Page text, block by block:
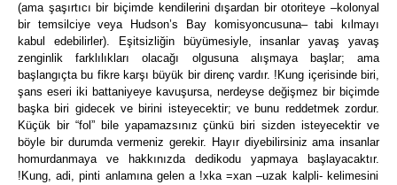
(ama şaşırtıcı bir biçimde kendilerini dışardan bir otoriteye –kolonyal
bir temsilciye veya Hudson’s Bay komisyoncusuna– tabi kılmayı
kabul edebilirler).
Eşitsizliğin büyümesiyle, insanlar yavaş yavaş
zenginlik farklılıkları olacağı olgusuna alışmaya başlar; ama
başlangıçta bu fikre karşı büyük bir direnç vardır. !Kung içerisinde biri,
şans eseri iki battaniyeye kavuşursa, nerdeyse değişmez bir biçimde
başka biri gidecek ve birini isteyecektir; ve bunu reddetmek zordur.
Küçük bir “fol” bile yapamazsınız çünkü biri sizden isteyecektir ve
böyle bir durumda vermeniz gerekir. Hayır diyebilirsiniz ama insanlar
homurdanmaya ve hakkınızda dedikodu yapmaya başlayacaktır.
!Kung, adi, pinti anlamına gelen a !xka =xan –uzak kalpli- kelimesini